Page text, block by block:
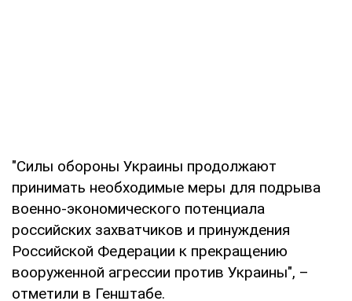
"Силы обороны Украины продолжают
принимать необходимые меры для подрыва
военно-экономического потенциала
российских захватчиков и принуждения
Российской Федерации к прекращению
вооруженной агрессии против Украины", –
отметили в Генштабе.